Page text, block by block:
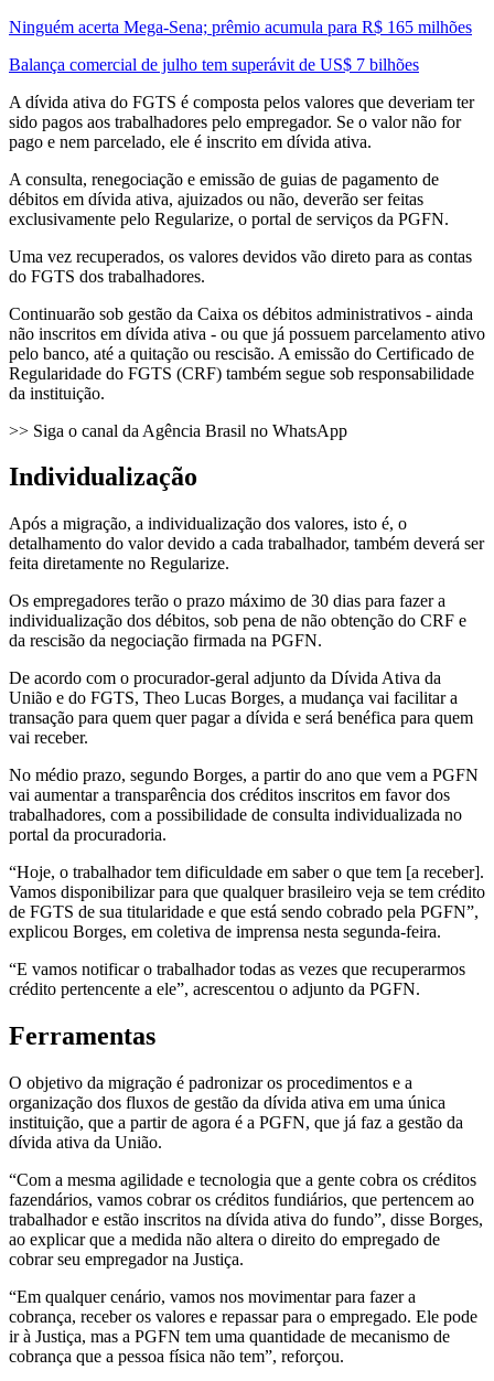
Ninguém acerta Mega-Sena; prêmio acumula para R$ 165 milhões
Balança comercial de julho tem superávit de US$ 7 bilhões
A dívida ativa do FGTS é composta pelos valores que deveriam ter
sido pagos aos trabalhadores pelo empregador. Se o valor não for
pago e nem parcelado, ele é inscrito em dívida ativa.
A consulta, renegociação e emissão de guias de pagamento de
débitos em dívida ativa, ajuizados ou não, deverão ser feitas
exclusivamente pelo Regularize, o portal de serviços da PGFN.
Uma vez recuperados, os valores devidos vão direto para as contas
do FGTS dos trabalhadores.
Continuarão sob gestão da Caixa os débitos administrativos - ainda
não inscritos em dívida ativa - ou que já possuem parcelamento ativo
pelo banco, até a quitação ou rescisão. A emissão do Certificado de
Regularidade do FGTS (CRF) também segue sob responsabilidade
da instituição.
>> Siga o canal da Agência Brasil no WhatsApp
Individualização
Após a migração, a individualização dos valores, isto é, o
detalhamento do valor devido a cada trabalhador, também deverá ser
feita diretamente no Regularize.
Os empregadores terão o prazo máximo de 30 dias para fazer a
individualização dos débitos, sob pena de não obtenção do CRF e
da rescisão da negociação firmada na PGFN.
De acordo com o procurador-geral adjunto da Dívida Ativa da
União e do FGTS, Theo Lucas Borges, a mudança vai facilitar a
transação para quem quer pagar a dívida e será benéfica para quem
vai receber.
No médio prazo, segundo Borges, a partir do ano que vem a PGFN
vai aumentar a transparência dos créditos inscritos em favor dos
trabalhadores, com a possibilidade de consulta individualizada no
portal da procuradoria.
“Hoje, o trabalhador tem dificuldade em saber o que tem [a receber].
Vamos disponibilizar para que qualquer brasileiro veja se tem crédito
de FGTS de sua titularidade e que está sendo cobrado pela PGFN”,
explicou Borges, em coletiva de imprensa nesta segunda-feira.
“E vamos notificar o trabalhador todas as vezes que recuperarmos
crédito pertencente a ele”, acrescentou o adjunto da PGFN.
Ferramentas
O objetivo da migração é padronizar os procedimentos e a
organização dos fluxos de gestão da dívida ativa em uma única
instituição, que a partir de agora é a PGFN, que já faz a gestão da
dívida ativa da União.
“Com a mesma agilidade e tecnologia que a gente cobra os créditos
fazendários, vamos cobrar os créditos fundiários, que pertencem ao
trabalhador e estão inscritos na dívida ativa do fundo”, disse Borges,
ao explicar que a medida não altera o direito do empregado de
cobrar seu empregador na Justiça.
“Em qualquer cenário, vamos nos movimentar para fazer a
cobrança, receber os valores e repassar para o empregado. Ele pode
ir à Justiça, mas a PGFN tem uma quantidade de mecanismo de
cobrança que a pessoa física não tem”, reforçou.